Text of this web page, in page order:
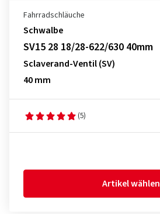
Fahrradschläuche
Schwalbe
SV15 28 18/28-622/630 40mm
Sclaverand-Ventil (SV)
40 mm
(5)
Artikel wählen